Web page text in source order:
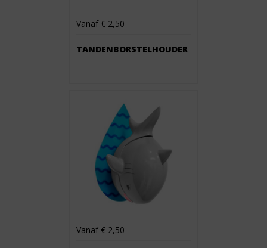
Vanaf € 2,50
TANDENBORSTELHOUDER
Vanaf € 2,50